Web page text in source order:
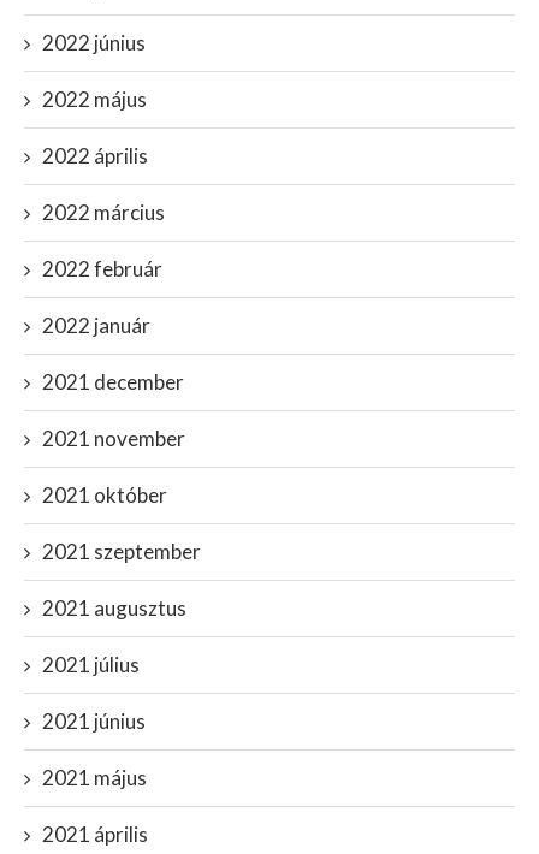
2022 június
2022 május
2022 április
2022 március
2022 február
2022 január
2021 december
2021 november
2021 október
2021 szeptember
2021 augusztus
2021 július
2021 június
2021 május
2021 április